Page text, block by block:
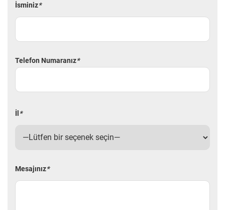
İsminiz*
Telefon Numaranız*
İl *
Mesajınız*